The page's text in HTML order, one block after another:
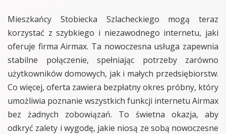
Mieszkańcy Stobiecka Szlacheckiego mogą teraz
korzystać z szybkiego i niezawodnego internetu, jaki
oferuje firma Airmax. Ta nowoczesna usługa zapewnia
stabilne połączenie, spełniając potrzeby zarówno
użytkowników domowych, jak i małych przedsiębiorstw.
Co więcej, oferta zawiera bezpłatny okres próbny, który
umożliwia poznanie wszystkich funkcji internetu Airmax
bez żadnych zobowiązań. To świetna okazja, aby
odkryć zalety i wygodę, jakie niosą ze sobą nowoczesne